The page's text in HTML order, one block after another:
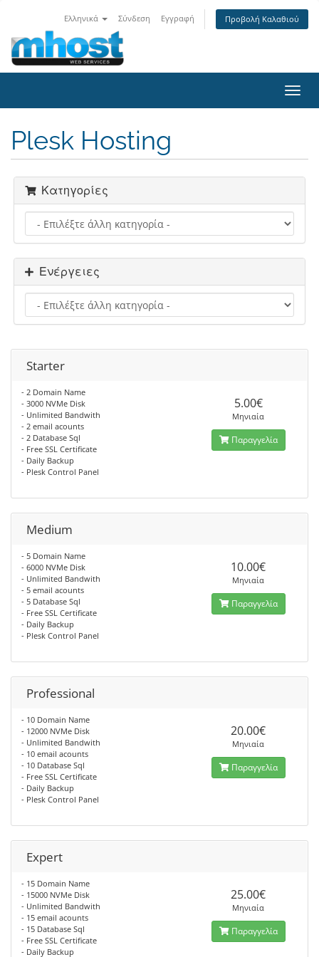
Ελληνικά Σύνδεση Εγγραφή Προβολή Καλαθιού
Plesk Hosting
Κατηγορίες
Ενέργειες
Starter
- 2 Domain Name
- 3000 NVMe Disk
- Unlimited Bandwith
- 2 email acounts
- 2 Database Sql
- Free SSL Certificate
- Daily Backup
- Plesk Control Panel
5.00€
Μηνιαία
Παραγγελία
Medium
- 5 Domain Name
- 6000 NVMe Disk
- Unlimited Bandwith
- 5 email acounts
- 5 Database Sql
- Free SSL Certificate
- Daily Backup
- Plesk Control Panel
10.00€
Μηνιαία
Παραγγελία
Professional
- 10 Domain Name
- 12000 NVMe Disk
- Unlimited Bandwith
- 10 email acounts
- 10 Database Sql
- Free SSL Certificate
- Daily Backup
- Plesk Control Panel
20.00€
Μηνιαία
Παραγγελία
Expert
- 15 Domain Name
- 15000 NVMe Disk
- Unlimited Bandwith
- 15 email acounts
- 15 Database Sql
- Free SSL Certificate
- Daily Backup
25.00€
Μηνιαία
Παραγγελία